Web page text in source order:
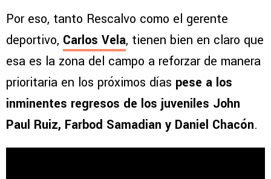
Por eso, tanto Rescalvo como el gerente
deportivo, Carlos Vela, tienen bien en claro que
esa es la zona del campo a reforzar de manera
prioritaria en los próximos días pese a los
inminentes regresos de los juveniles John
Paul Ruiz, Farbod Samadian y Daniel Chacón.